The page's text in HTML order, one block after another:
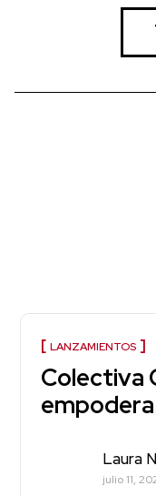
LANZAMIENTOS
Colectiva
empodera
Laura
julio 11,